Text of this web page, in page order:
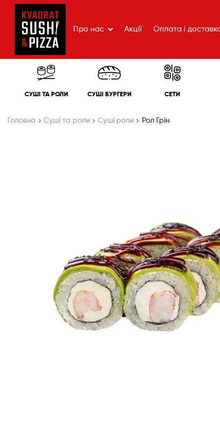
Про нас Акції Оплата і
СУШІ ТА РОЛИ СУШІ БУРГЕРИ СЕТИ
Головна Cуші та роли Суші роли Рол Грін